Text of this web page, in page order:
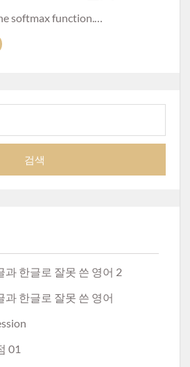
softmax function.…
과 한글로 잘못 쓴 영어 2
과 한글로 잘못 쓴 영어
01